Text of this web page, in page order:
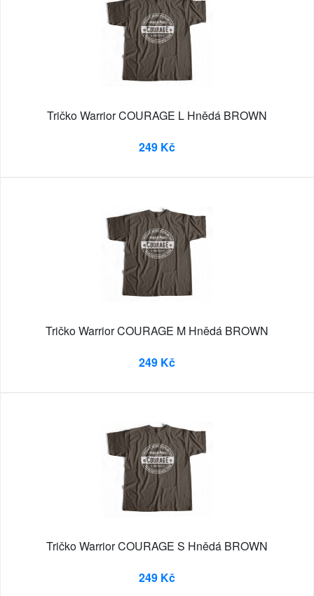
Tričko Warrior COURAGE L Hnědá BROWN
249 Kč
Tričko Warrior COURAGE M Hnědá BROWN
249 Kč
Tričko Warrior COURAGE S Hnědá BROWN
249 Kč